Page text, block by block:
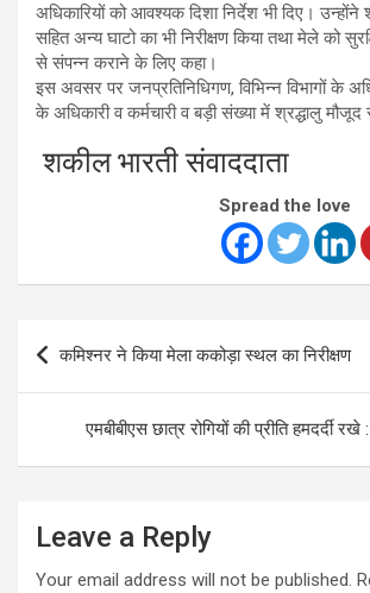
अधिकारियों को आवश्यक दिशा निर्देश भी दिए। उन्होंने
सहित अन्य घाटो का भी निरीक्षण किया तथा मेले को
से संपन्न कराने के लिए कहा।
इस अवसर पर जनप्रतिनिधिगण, विभिन्न विभागों के
के अधिकारी व कर्मचारी व बड़ी संख्या में श्रद्धालु मौजूद
शकील भारती संवाददाता
Spread the love
Post
navigation
कमिश्नर ने किया मेला ककोड़ा स्थल का निरीक्षण
एमबीबीएस छात्र रोगियों की प्रीति हमदर्दी
Leave a Reply
Your email address will not be published.